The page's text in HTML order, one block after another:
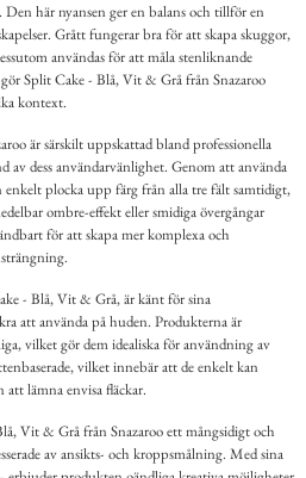
Den här nyansen ger en balans och tillför en
Grått fungerar bra för att skapa skuggor,
användas för att måla stenliknande
Split Cake - Blå, Vit & Grå från Snazaroo
kontext.
är särskilt uppskattad bland professionella
av dess användarvänlighet. Genom att använda
enkelt plocka upp färg från alla tre fält samtidigt,
ombre-effekt eller smidiga övergångar
för att skapa mer komplexa och
- Blå, Vit & Grå, är känt för sina
att använda på huden. Produkterna är
vilket gör dem idealiska för användning av
vilket innebär att de enkelt kan
lämna envisa fläckar.
Vit & Grå från Snazaroo ett mångsidigt och
av ansikts- och kroppsmålning. Med sina